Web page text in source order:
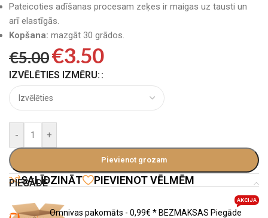
Pateicoties adīšanas procesam zeķes ir maigas uz tausti un
arī elastīgās.
Kopšana: mazgāt 30 grādos.
€5.00€3.50
IZVĒLĒTIES IZMĒRU:
- +
Pievienot grozam
SALĪDZINĀT PIEVIENOT VĒLMĒM
PIEGĀDE
Omnivas pakomāts - 0,99€ * BEZMAKSAS Piegāde
AKCIJA